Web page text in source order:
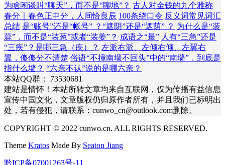
为啥闲谈叫“聊天”，而不是“聊地”？ 古人对金钱的九个雅称
春分｜春色正中分，人间恰良辰 100条绕口令 反义词常见词汇
总结 是“账号”还是“帐号” ？“遮阴”还是“遮荫” ？ 为什么是“装
蒜”，而不是“装葱”或者“装姜”？ 成语之“最” 人有“三急”还是
“三疾”？是哪三急（疾）？ 左派右派、左倾右倾、左翼右
翼，傻傻分不清楚 俗语“不撞南墙不回头”中的“南墙”，到底是
指什么墙？ “六亲不认”说的是哪六亲？
本站QQ群： 73530681
建站是情怀！本站所转文章均来自互联网，仅为传播有益信息
宣传中国文化，文章版权仍归原作者所有，并且我们已标明出
处，若有侵犯，请联系：cunwo_cn@outlook.com删除。
COPYRIGHT © 2022 cunwo.cn. ALL RIGHTS RESERVED.
Theme Kratos Made By Seaton Jiang
黔ICP备07001263号-11